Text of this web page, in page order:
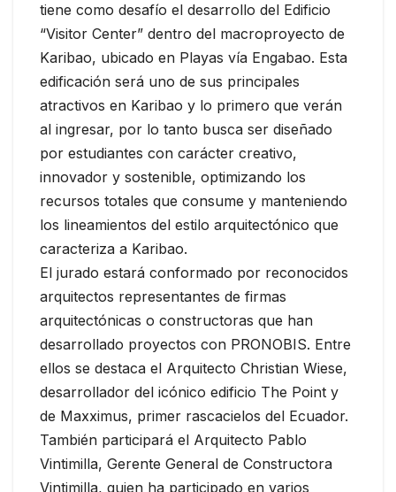
tiene como desafío el desarrollo del Edificio
“Visitor Center” dentro del macroproyecto de
Karibao, ubicado en Playas vía Engabao. Esta
edificación será uno de sus principales
atractivos en Karibao y lo primero que verán
al ingresar, por lo tanto busca ser diseñado
por estudiantes con carácter creativo,
innovador y sostenible, optimizando los
recursos totales que consume y manteniendo
los lineamientos del estilo arquitectónico que
caracteriza a Karibao.
El jurado estará conformado por reconocidos
arquitectos representantes de firmas
arquitectónicas o constructoras que han
desarrollado proyectos con PRONOBIS. Entre
ellos se destaca el Arquitecto Christian Wiese,
desarrollador del icónico edificio The Point y
de Maxximus, primer rascacielos del Ecuador.
También participará el Arquitecto Pablo
Vintimilla, Gerente General de Constructora
Vintimilla, quien ha participado en varios